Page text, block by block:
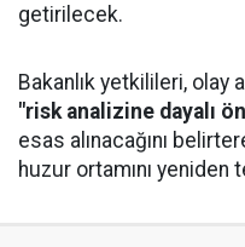
getirilecek.
Bakanlık yetkilileri, olay
"risk analizine dayalı
esas alınacağını
huzur ortamını yeniden